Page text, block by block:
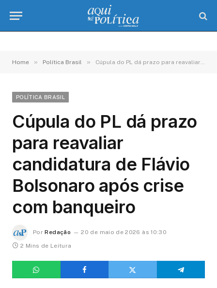
Home » Política Brasil » Cúpula do PL dá prazo para reavaliar candidatura de Flávio Bolsonaro após crise com banqueiro
POLÍTICA BRASIL
Cúpula do PL dá prazo
para reavaliar
candidatura de Flávio
Bolsonaro após crise
com banqueiro
Por Redação
20 de maio de 2026 às 10:30
2 Mins de Leitura